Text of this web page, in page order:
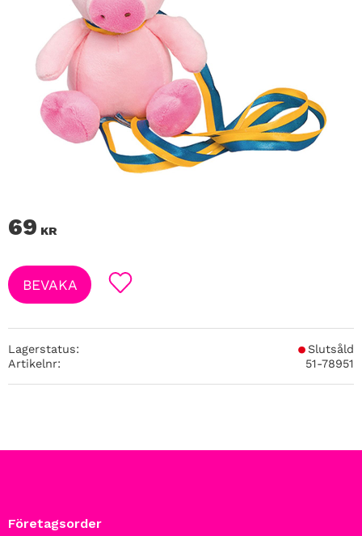
69 KR
Lägg till i favoriter
BEVAKA
Lagerstatus
Slutsåld
Artikelnr
51-78951
Företagsorder